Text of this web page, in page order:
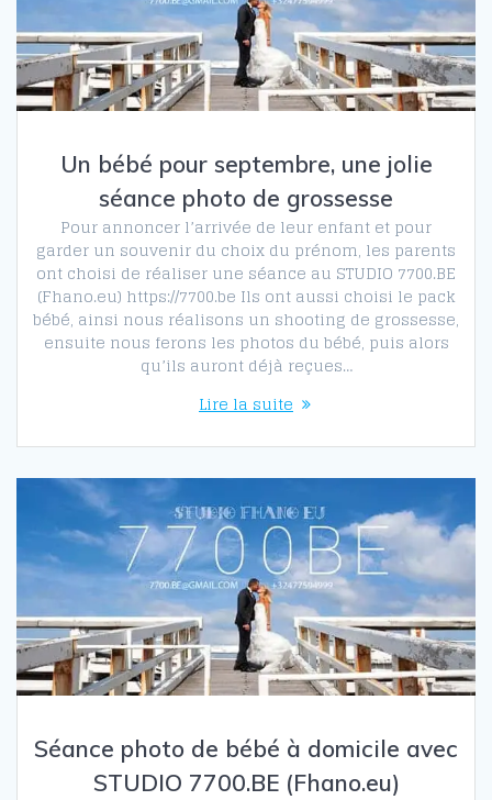
Un bébé pour septembre, une jolie
séance photo de grossesse
Pour annoncer l’arrivée de leur enfant et pour
garder un souvenir du choix du prénom, les parents
ont choisi de réaliser une séance au STUDIO 7700.BE
(Fhano.eu) https://7700.be Ils ont aussi choisi le pack
bébé, ainsi nous réalisons un shooting de grossesse,
ensuite nous ferons les photos du bébé, puis alors
qu’ils auront déjà reçues…
Lire la suite
Séance photo de bébé à domicile avec
STUDIO 7700.BE (Fhano.eu)